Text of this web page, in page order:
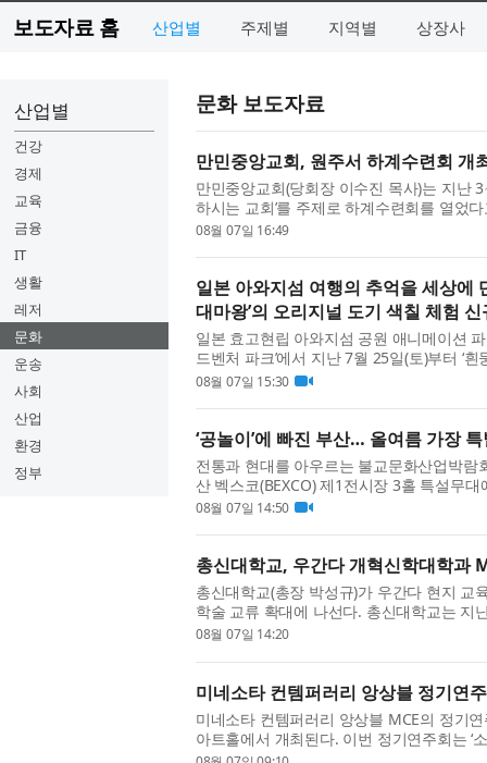
보도자료 홈 산업별 주제별 지역별 상장사
산업별
건강
경제
교육
금융
IT
생활
레저
문화
운송
사회
산업
환경
정부
문화 보도자료
만민중앙교회, 원주서 하계수련회 개
만민중앙교회(당회장 이수진 목사)는 지난
하시는 교회’를 주제로 하계수련회를 열었
스라엘, 미국, 콜롬비아, 호주, 영국 등 24개
08월 07일 16:49
일본 아와지섬 여행의 추억을 세상에
대마왕’의 오리지널 도기 색칠 체험
일본 효고현립 아와지섬 공원 애니메이션
드벤처 파크’에서 지난 7월 25일(토)부터 ‘흰
기 색칠 체험’을 시작했다고 밝혔다. 새롭게
08월 07일 15:30
‘공놀이’에 빠진 부산… 올여름 가장
전통과 현대를 아우르는 불교문화산업박람
산 벡스코(BEXCO) 제1전시장 3홀 특설무
9일까지 진행되는 이번 박람회는 약 355개
08월 07일 14:50
총신대학교, 우간다 개혁신학대학과
총신대학교(총장 박성규)가 우간다 현지 교
학술 교류 확대에 나선다. 총신대학교는 지
간다 캄팔라에 위치한 Reformed
08월 07일 14:20
미네소타 컨템퍼러리 앙상블 정기연주
미네소타 컨템퍼러리 앙상블 MCE의 정기
아트홀에서 개최된다. 이번 정기연주회는 ‘
정의 결을 다채로운 편성과 레퍼토리를 통